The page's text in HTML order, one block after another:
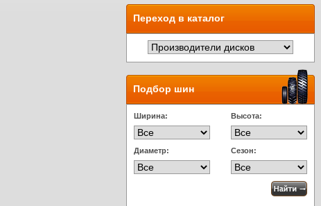
Переход в каталог
Подбор шин
Ширина: Высота:
Диаметр: Сезон: